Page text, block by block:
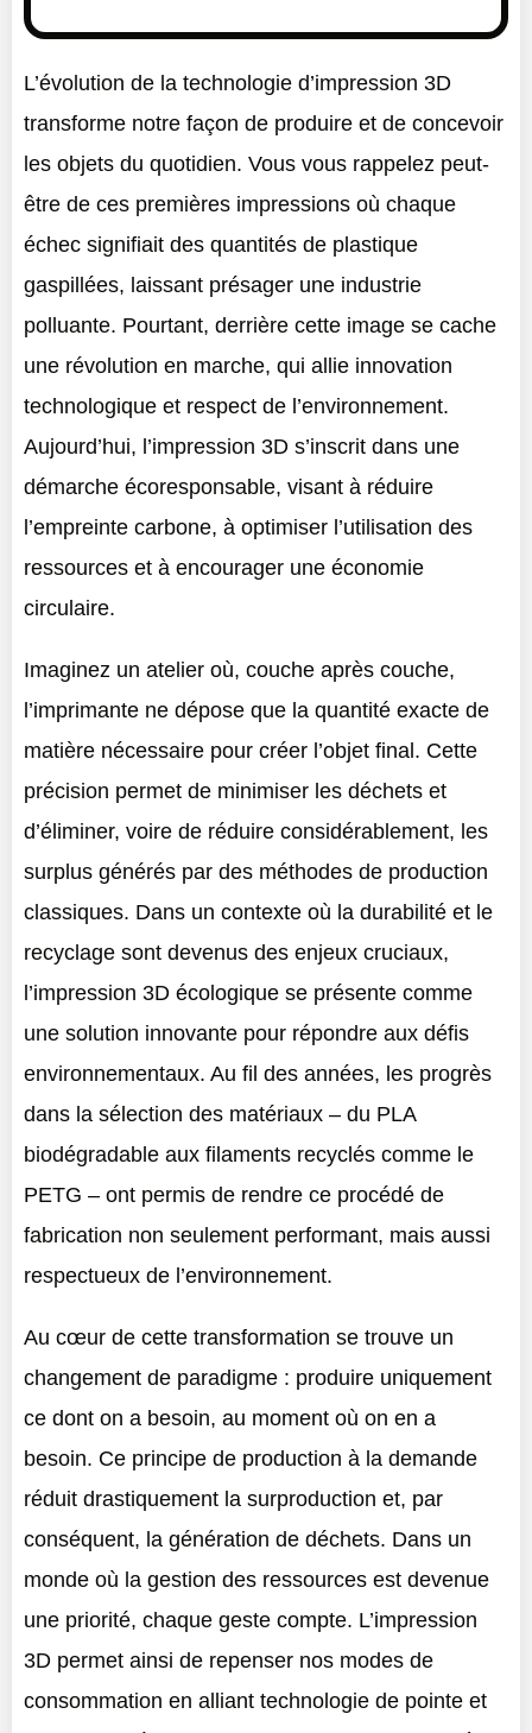
L’évolution de la technologie d’impression 3D
transforme notre façon de produire et de concevoir
les objets du quotidien. Vous vous rappelez peut-
être de ces premières impressions où chaque
échec signifiait des quantités de plastique
gaspillées, laissant présager une industrie
polluante. Pourtant, derrière cette image se cache
une révolution en marche, qui allie innovation
technologique et respect de l’environnement.
Aujourd’hui, l’impression 3D s’inscrit dans une
démarche écoresponsable, visant à réduire
l’empreinte carbone, à optimiser l’utilisation des
ressources et à encourager une économie
circulaire.
Imaginez un atelier où, couche après couche,
l’imprimante ne dépose que la quantité exacte de
matière nécessaire pour créer l’objet final. Cette
précision permet de minimiser les déchets et
d’éliminer, voire de réduire considérablement, les
surplus générés par des méthodes de production
classiques. Dans un contexte où la durabilité et le
recyclage sont devenus des enjeux cruciaux,
l’impression 3D écologique se présente comme
une solution innovante pour répondre aux défis
environnementaux. Au fil des années, les progrès
dans la sélection des matériaux – du PLA
biodégradable aux filaments recyclés comme le
PETG – ont permis de rendre ce procédé de
fabrication non seulement performant, mais aussi
respectueux de l’environnement.
Au cœur de cette transformation se trouve un
changement de paradigme : produire uniquement
ce dont on a besoin, au moment où on en a
besoin. Ce principe de production à la demande
réduit drastiquement la surproduction et, par
conséquent, la génération de déchets. Dans un
monde où la gestion des ressources est devenue
une priorité, chaque geste compte. L’impression
3D permet ainsi de repenser nos modes de
consommation en alliant technologie de pointe et